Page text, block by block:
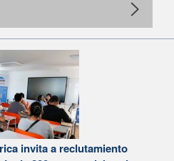
invita a reclutamiento